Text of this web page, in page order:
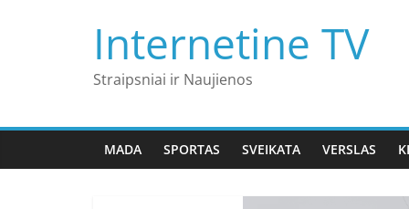
Internetine TV
Straipsniai ir Naujienos
MADA SPORTAS SVEIKATA VERSLAS